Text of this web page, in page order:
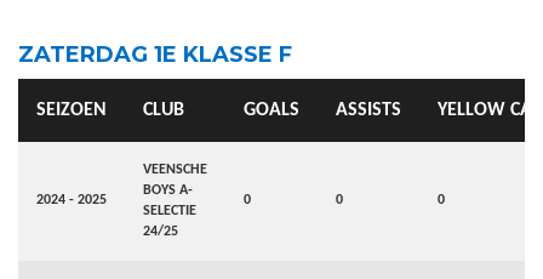
ZATERDAG 1E KLASSE F
SEIZOEN CLUB GOALS ASSISTS YELLOW
2024 - 2025
VEENSCHE
BOYS A-
SELECTIE
24/25
0 0 0